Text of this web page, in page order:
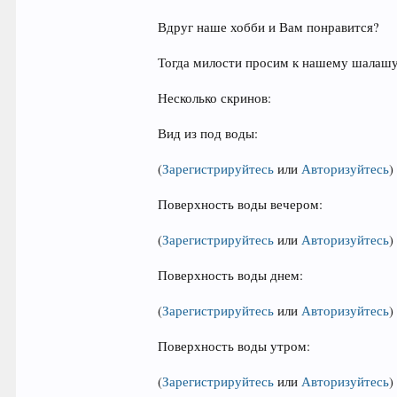
Вдруг наше хобби и Вам понравится?
Тогда милости просим к нашему
Несколько скринов:
Вид из под воды:
(Зарегистрируйтесь илиАвторизуйтесь)
Поверхность воды вечером:
(Зарегистрируйтесь илиАвторизуйтесь)
Поверхность воды днем:
(Зарегистрируйтесь илиАвторизуйтесь)
Поверхность воды утром:
(Зарегистрируйтесь илиАвторизуйтесь)